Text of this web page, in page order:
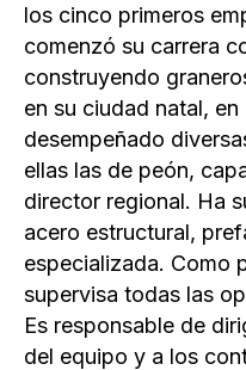
los cinco primeros
comenzó su carrera
construyendo
en su ciudad natal,
desempeñado
ellas las de peón,
director regional. Ha
acero estructural,
especializada. Como
supervisa todas las
Es responsable de
del equipo y a los